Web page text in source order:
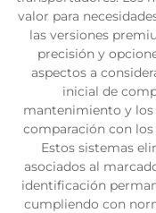
valor para
las versiones
precisión y
aspectos a
inicial de
mantenimiento y los
comparación con
Estos sistemas
asociados al
identificación
cumpliendo con